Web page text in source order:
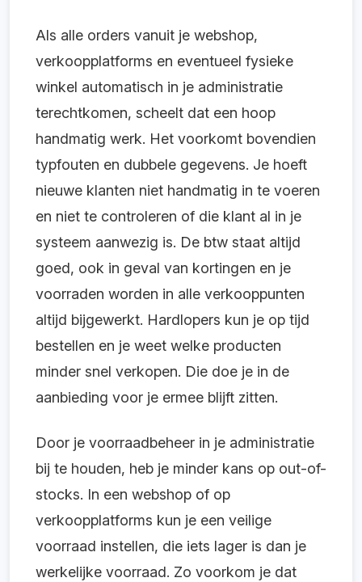
Als alle orders vanuit je webshop,
verkoopplatforms en eventueel fysieke
winkel automatisch in je administratie
terechtkomen, scheelt dat een hoop
handmatig werk. Het voorkomt bovendien
typfouten en dubbele gegevens. Je hoeft
nieuwe klanten niet handmatig in te voeren
en niet te controleren of die klant al in je
systeem aanwezig is. De btw staat altijd
goed, ook in geval van kortingen en je
voorraden worden in alle verkooppunten
altijd bijgewerkt. Hardlopers kun je op tijd
bestellen en je weet welke producten
minder snel verkopen. Die doe je in de
aanbieding voor je ermee blijft zitten.
Door je voorraadbeheer in je administratie
bij te houden, heb je minder kans op out-of-
stocks. In een webshop of op
verkoopplatforms kun je een veilige
voorraad instellen, die iets lager is dan je
werkelijke voorraad. Zo voorkom je dat